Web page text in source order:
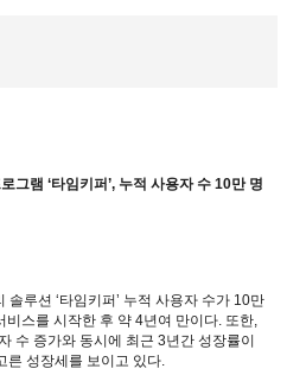
그램 ‘타임키퍼’, 누적 사용자 수 10만 명
솔루션 ‘타임키퍼’ 누적 사용자 수가 10만
비스를 시작한 후 약 4년여 만이다. 또한,
수 증가와 동시에 최근 3년간 성장률이
른 성장세를 보이고 있다.